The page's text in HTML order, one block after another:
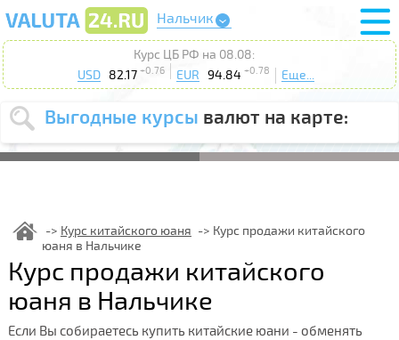
Нальчик
Курс ЦБ РФ на 08.08:
USD
82.17 +0.76 EUR 94.84 +0.78 Еще...
Выгодные курсы валют на карте:
Выберите
USD EUR
курс до
Выберите
действие:
Поиск
Курс китайского юаня
Курс продажи китайского
юаня в Нальчике
Курс продажи китайского
юаня в Нальчике
Если Вы собираетесь купить китайские юани - обменять